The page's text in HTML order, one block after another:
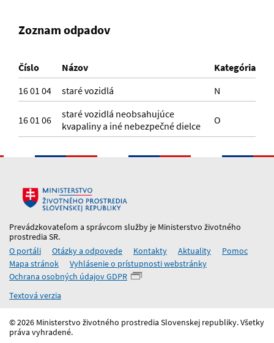
Zoznam odpadov
Číslo Názov
Kategória
16 01 04
staré vozidlá N
16 01 06
staré vozidlá neobsahujúce
kvapaliny a iné nebezpečné dielce
O
Prevádzkovateľom a správcom služby je Ministerstvo životného
prostredia SR.
O portáli
Otázky a odpovede Kontakty Aktuality
Pomoc
Mapa stránok
Vyhlásenie o prístupnosti webstránky
Ochrana osobných údajov GDPR
Textová verzia
© 2026 Ministerstvo životného prostredia Slovenskej republiky. Všetky
práva vyhradené.